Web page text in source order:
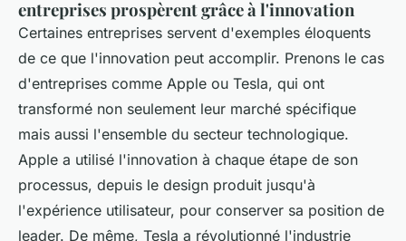
entreprises prospèrent grâce à l'innovation
Certaines entreprises servent d'exemples éloquents
de ce que l'innovation peut accomplir. Prenons le cas
d'entreprises comme Apple ou Tesla, qui ont
transformé non seulement leur marché spécifique
mais aussi l'ensemble du secteur technologique.
Apple a utilisé l'innovation à chaque étape de son
processus, depuis le design produit jusqu'à
l'expérience utilisateur, pour conserver sa position de
leader. De même, Tesla a révolutionné l'industrie